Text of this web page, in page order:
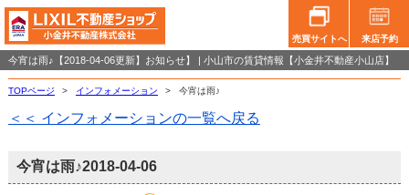
売買サイトへ 来店予約
今宵は雨♪【2018-04-06更新】お知らせ】 | 小山市の賃貸情報【小金井不動産小山店】
TOPページ > インフォメーション > 今宵は雨♪
＜＜ インフォメーションの一覧へ戻る
今宵は雨♪2018-04-06